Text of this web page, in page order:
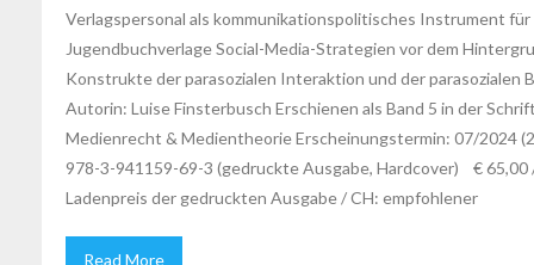
Verlagspersonal als kommunikationspolitisches Instrument für
Jugendbuchverlage Social-Media-Strategien vor dem
Konstrukte der parasozialen Interaktion und der parasozialen
Autorin: Luise Finsterbusch Erschienen als Band 5 in der
Medienrecht & Medientheorie Erscheinungstermin: 07/2024
978-3-941159-69-3 (gedruckte Ausgabe, Hardcover) € 65,00
Ladenpreis der gedruckten Ausgabe / CH: empfohlener
Read More